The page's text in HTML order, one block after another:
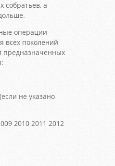
собратьев, а
операции
всех поколений
предназначенных
не указано
2010 2011 2012